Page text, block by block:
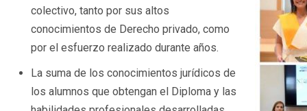
colectivo, tanto por sus altos
conocimientos de Derecho privado, como
por el esfuerzo realizado durante años.
La suma de los conocimientos jurídicos de
los alumnos que obtengan el Diploma y las